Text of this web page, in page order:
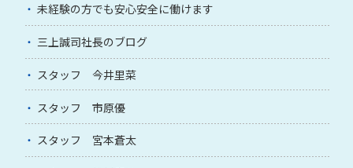
未経験の方でも安心安全に働けます
三上誠司社長のブログ
スタッフ 今井里菜
スタッフ 市原優
スタッフ 宮本蒼太